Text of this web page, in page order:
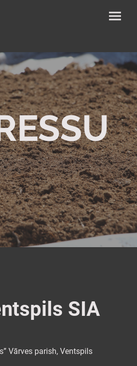
SIA
Vārves parish, Ventspils